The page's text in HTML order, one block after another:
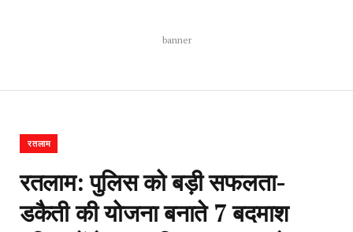
banner
रतलाम
रतलाम: पुलिस को बड़ी सफलता-
डकैती की योजना बनाते 7 बदमाश